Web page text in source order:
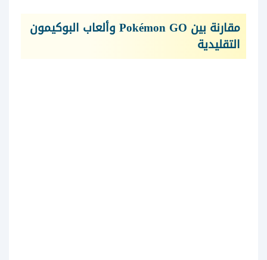
مقارنة بين Pokémon GO وألعاب البوكيمون
التقليدية